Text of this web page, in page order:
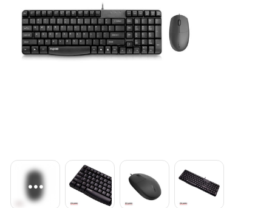
Ryzen 3
Ryzen 5
کنسول بازی